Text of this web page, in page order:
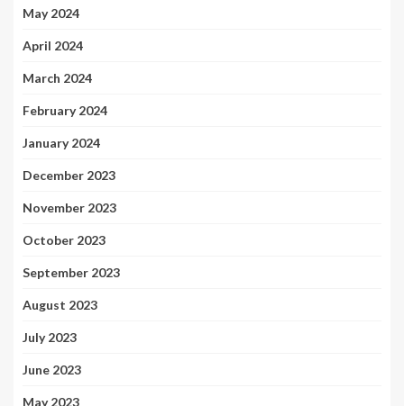
May 2024
April 2024
March 2024
February 2024
January 2024
December 2023
November 2023
October 2023
September 2023
August 2023
July 2023
June 2023
May 2023